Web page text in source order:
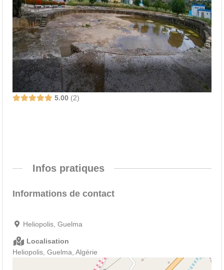
5.00 2
Infos pratiques
Informations de contact
Heliopolis, Guelma
Localisation
Heliopolis, Guelma, Algérie